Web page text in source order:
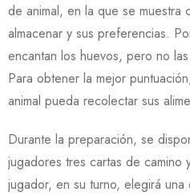
de animal, en la que se muestra
almacenar y sus preferencias.
encantan los huevos, pero no
Para obtener la mejor
animal pueda recolectar sus
Durante la preparación, se
jugadores tres cartas de camino
jugador, en su turno, elegirá